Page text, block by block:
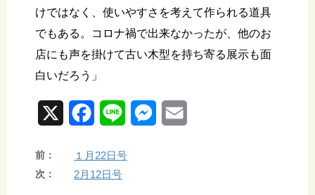
けではなく、使いやすさを考えて作られる道具
でもある。コロナ禍で出来なかったが、他のお
店にも声を掛けて古い木型を持ち寄る展示も面
白いだろう」
c n
前： １月22日号
次： 2月12日号